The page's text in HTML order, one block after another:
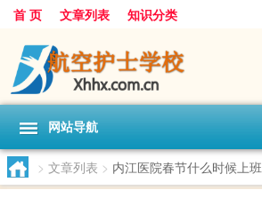
首 页 文章列表 知识分类
网站导航
> 文章列表 > 内江医院春节什么时候上班